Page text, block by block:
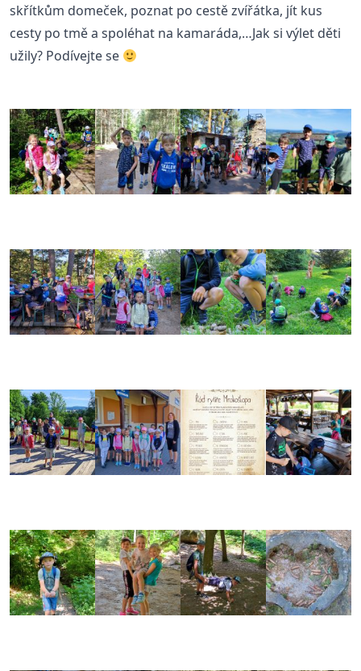
skřítkům domeček, poznat po cestě zvířátka, jít kus
cesty po tmě a spoléhat na kamaráda,…Jak si výlet děti
užily? Podívejte se